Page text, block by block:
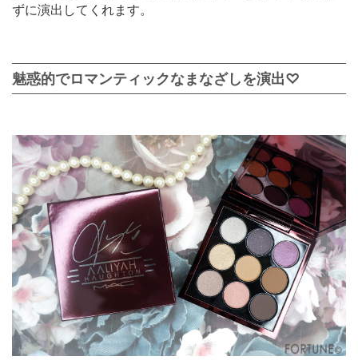
ずに演出してくれます。
魅惑的でロマンティックなまなざしを演出♡